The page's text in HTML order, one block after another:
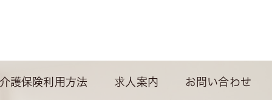
護保険利用方法 求人案内 お問い合わせ